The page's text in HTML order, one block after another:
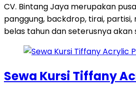
CV. Bintang Jaya merupakan
panggung, backdrop, tirai, partisi,
belas tahun dan seterusnya akan
Sewa Kursi Tiffany